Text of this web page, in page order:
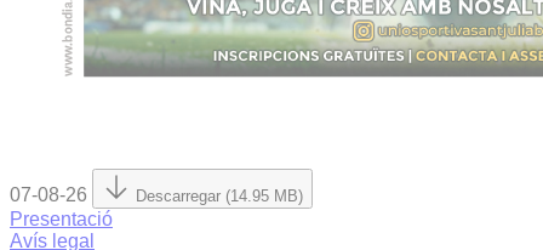
07-08-26 Descarregar (14.95 MB)
Presentació
Avís legal